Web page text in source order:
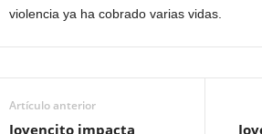
violencia ya ha cobrado varias vidas.
Artículo anterior
Jovencito impacta